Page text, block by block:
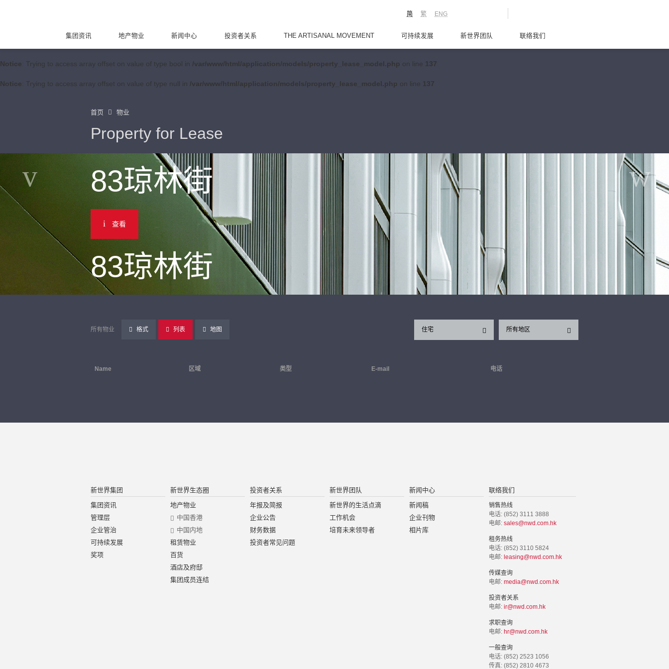
Notice: Trying to access array offset on value of type bool in /var/www/html/application/models/property_lease_model.php on line 137
Notice: Trying to access array offset on value of type null in /var/www/html/application/models/property_lease_model.php on line 137
ENG
繁
简
集团资讯 地产物业 新闻中心 投资者关系 THE ARTISANAL MOVEMENT 可持续发展 新世界团队 联络我们
首页 物业
Property for Lease
83琼林街
查看
83琼林街
所有物业 格式 列表 地图 所有地区
住宅
Name 区域 类型 E-mail 电话
新世界集团
集团资讯
管理层
企业管治
可持续发展
奖项
新世界生态圈
地产物业
中国香港
中国内地
租赁物业
百货
酒店及府邸
集团成员连结
投资者关系
年报及简报
企业公告
财务数据
投资者常见问题
新世界团队
新世界的生活点滴
工作机会
培育未来领导者
新闻中心
新闻稿
企业刊物
相片库
联络我们
销售热线
电话: (852) 3111 3888
电邮: sales@nwd.com.hk
租务热线
电话: (852) 3110 5824
电邮: leasing@nwd.com.hk
传媒查询
电邮: media@nwd.com.hk
投资者关系
电邮: ir@nwd.com.hk
求职查询
电邮: hr@nwd.com.hk
一般查询
电话: (852) 2523 1056
传真: (852) 2810 4673